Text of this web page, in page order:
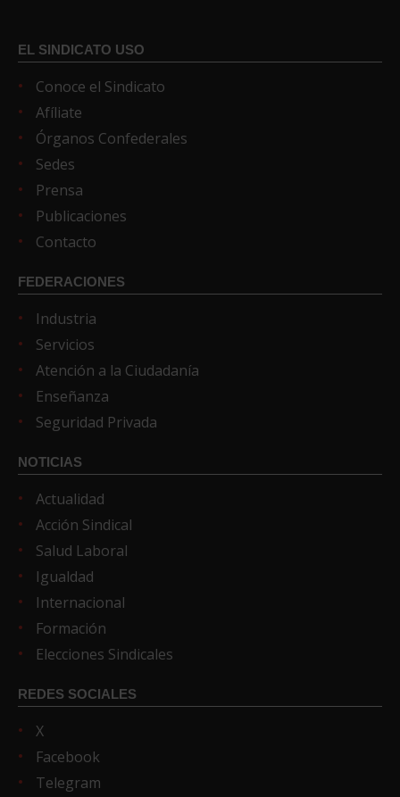
EL SINDICATO USO
Conoce el Sindicato
Afíliate
Órganos Confederales
Sedes
Prensa
Publicaciones
Contacto
FEDERACIONES
Industria
Servicios
Atención a la Ciudadanía
Enseñanza
Seguridad Privada
NOTICIAS
Actualidad
Acción Sindical
Salud Laboral
Igualdad
Internacional
Formación
Elecciones Sindicales
REDES SOCIALES
X
Facebook
Telegram